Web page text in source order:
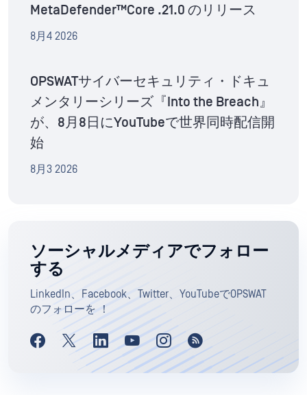
MetaDefender™Core .21.0 のリリース
8月4 2026
OPSWATサイバーセキュリティ・ドキュ
メンタリーシリーズ『Into the Breach』
が、8月8日にYouTubeで世界同時配信開
始
8月3 2026
ソーシャルメディアでフォロー
する
LinkedIn、Facebook、Twitter、YouTubeでOPSWAT
のフォローを ！